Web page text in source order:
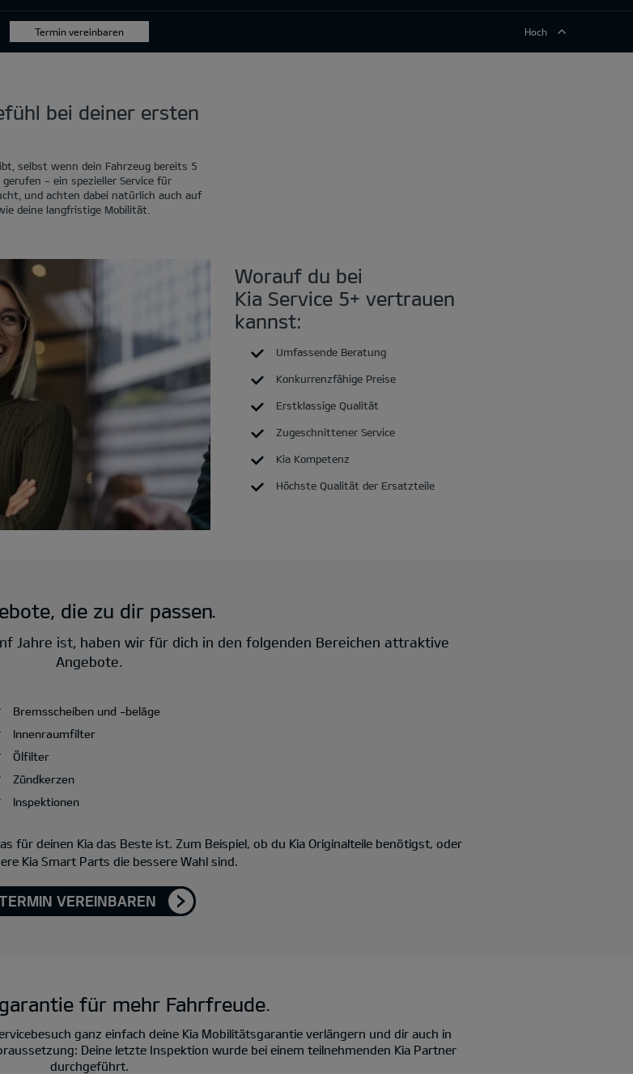
Termin vereinbaren Hoch
bei deiner ersten
selbst wenn dein Fahrzeug bereits 5
gerufen - ein spezieller Service für
und achten dabei natürlich auch auf
deine langfristige Mobilität.
Worauf du bei
Kia Service 5+ vertrauen
kannst:
Umfassende Beratung
Konkurrenzfähige Preise
Erstklassige Qualität
Zugeschnittener Service
Kia Kompetenz
Höchste Qualität der Ersatzteile
die zu dir passen.
Jahre ist, haben wir für dich in den folgenden Bereichen attraktive
Angebote.
Bremsscheiben und -beläge
Innenraumfilter
Ölfilter
Zündkerzen
Inspektionen
für deinen Kia das Beste ist. Zum Beispiel, ob du Kia Originalteile benötigst, oder
Kia Smart Parts die bessere Wahl sind.
VEREINBAREN
für mehr Fahrfreude.
ganz einfach deine Kia Mobilitätsgarantie verlängern und dir auch in
Deine letzte Inspektion wurde bei einem teilnehmenden Kia Partner
durchgeführt.